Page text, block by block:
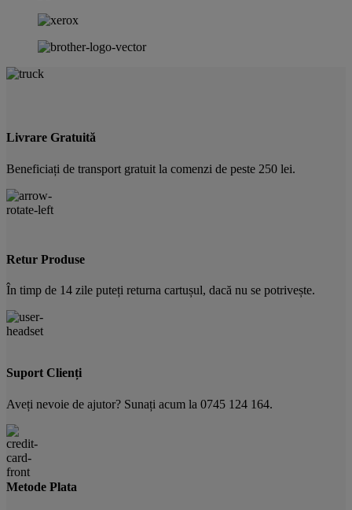
Livrare Gratuită
Beneficiați de transport gratuit la comenzi de peste 250 lei.
Retur Produse
În timp de 14 zile puteți returna cartușul, dacă nu se potrivește.
Suport Clienți
Aveți nevoie de ajutor? Sunați acum la 0745 124 164.
Metode Plata